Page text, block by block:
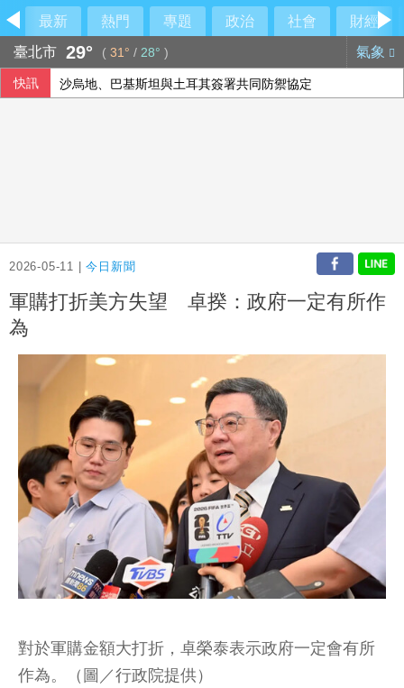
最新 熱門 專題 政治 社會
財經
臺北市 29° ( 31° / 28° ) 氣象
快訊 沙烏地、巴基斯坦與土耳其簽署共同防禦協定
2026-05-11 |今日新聞
軍購打折美方失望 卓揆：政府一定有所作
為
對於軍購金額大打折，卓榮泰表示政府一定會有所
作為。（圖／行政院提供）